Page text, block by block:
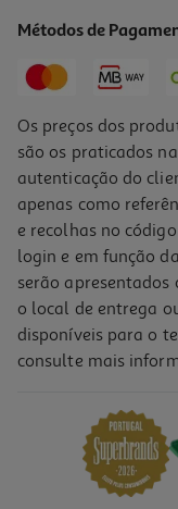
29,90 € PVP de editor
-10%
Livro Um Instante De
PVP de editor
12,51 €
Métodos de
Os preços dos
são os praticados
autenticação do
apenas como
e recolhas no
login e em função
serão apresentados
o local de entrega
disponíveis para o
consulte mais